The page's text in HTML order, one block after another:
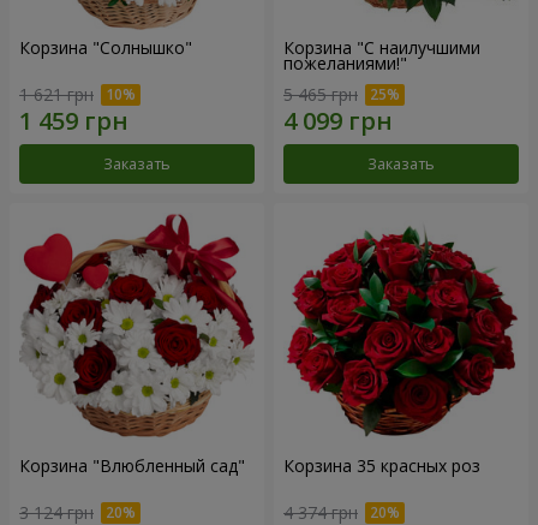
Корзина "Солнышко"
1 621 грн
Заказать
Корзина "С наилучшими
пожеланиями!"
5 465 грн
Заказать
Корзина "Влюбленный сад"
3 124 грн
Корзина 35 красных роз
4 374 грн